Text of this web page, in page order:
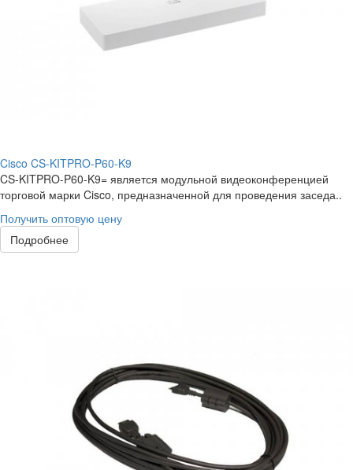
Cisco CS-KITPRO-P60-K9
CS-KITPRO-P60-K9= является модульной видеоконференцией
торговой марки Cisco, предназначенной для проведения заседа..
Получить оптовую цену
Подробнее